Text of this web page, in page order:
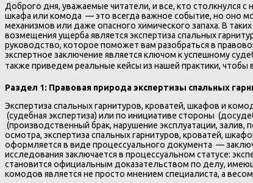
Доброго дня, уважаемые читатели, и все, кто столкнулся
шкафа или комода — это всегда важное событие, но оно
механизмов или даже опасного химического запаха. В
возмещения ущерба является экспертиза спальных
руководство, которое поможет вам разобраться в
экспертное заключение является ключом к успешному
также приведем реальные кейсы из нашей практики,
Раздел 1: Правовая природа экспертизы спальных
Экспертиза спальных гарнитуров, кроватей, шкафов и
(судебная экспертиза) или по инициативе стороны
(производственный брак, нарушение эксплуатации,
осмотра, экспертиза спальных гарнитуров, кроватей,
оформляется в виде процессуального документа —
исследования заключается в процессуальном статусе:
становится официальным доказательством по делу,
комодов является не просто мнением специалиста, а